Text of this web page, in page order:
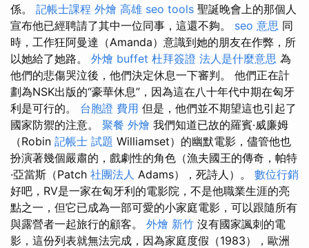
係。 記帳士課程 外燴 高雄 seo tools 聖誕晚會上的那個人
宣布他已經聘請了其中一位同事，這還不夠。 seo 意思 同
時，工作狂阿曼達（Amanda）意識到她的朋友在作弊，所
以她給了她路。 外燴 buffet 杜拜簽證 法人是什麼意思 為
他們的悲傷哭泣後，他們決定休息一下審判。 他們正在計
劃為NSK出版的“豪華休息”，因為這在八十年代中期在匈牙
利是可行的。 台胞證 費用 但是，他們並不期望這也引起了
國家防禦的注意。 聚餐 外燴 我們知道已故的羅賓·威廉姆
（Robin 記帳士 試題 Williamset）的幽默電影，儘管他也
扮演著幾個嚴肅的，戲劇性的角色（漁夫國王的傳奇，帕特
·亞當斯（Patch 社團法人 Adams），死詩人）。 數位行銷
好吧，RV是一家在匈牙利的電影院，不是他職業生涯的亮
點之一，但它已成為一部可愛的小家庭電影，可以跟隨所有
與露營者一起旅行的顧客。 外燴 新竹 沒有國家諷刺的電
影，這份列表就無法完成，因為家庭度假（1983），歐洲